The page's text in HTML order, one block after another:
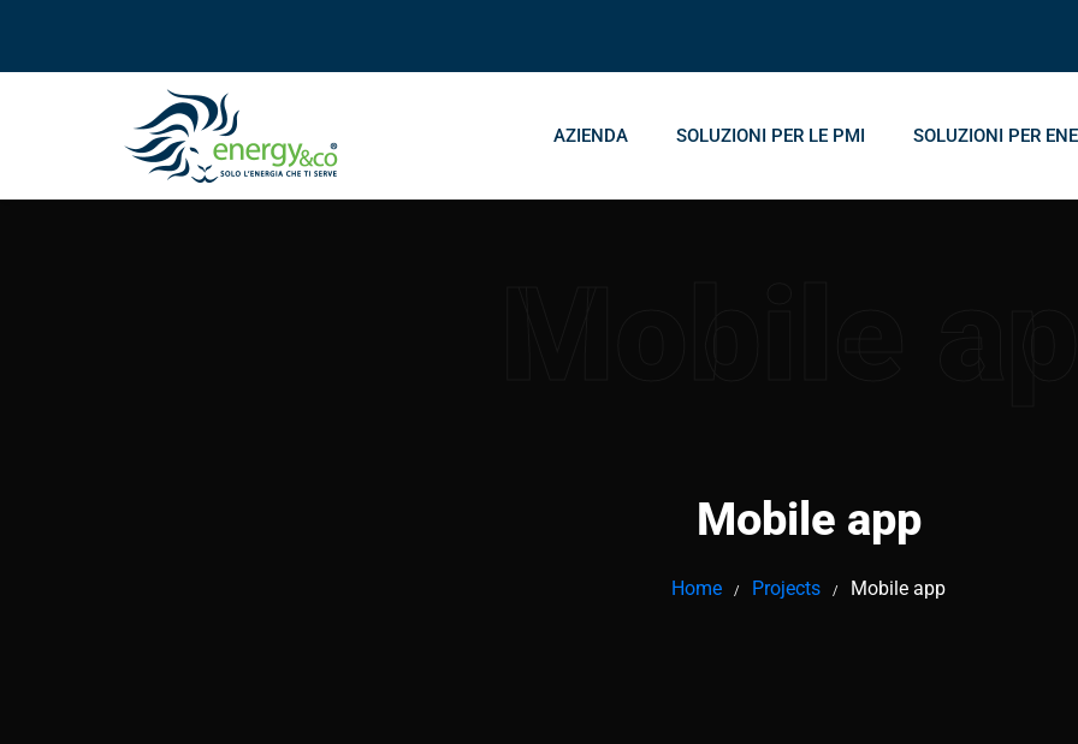
AZIENDA SOLUZIONI PER LE PMI SOLUZIONI PER
Mobile app
Home / Projects / Mobile app